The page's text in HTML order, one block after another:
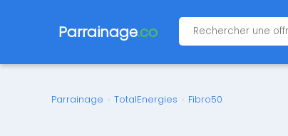
Parrainage.co
Parrainage › TotalEnergies › Fibro50